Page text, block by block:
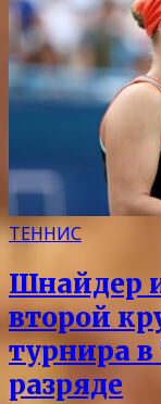
ТЕННИС
Шнайдер
второй
турнира
разряде